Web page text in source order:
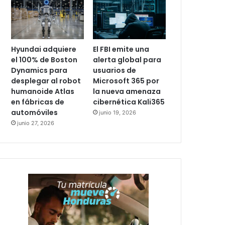
Hyundai adquiere
el 100% de Boston
Dynamics para
desplegar al robot
humanoide Atlas
en fábricas de
automóviles
junio 27, 2026
El FBI emite una
alerta global para
usuarios de
Microsoft 365 por
la nueva amenaza
cibernética Kali365
junio 19, 2026